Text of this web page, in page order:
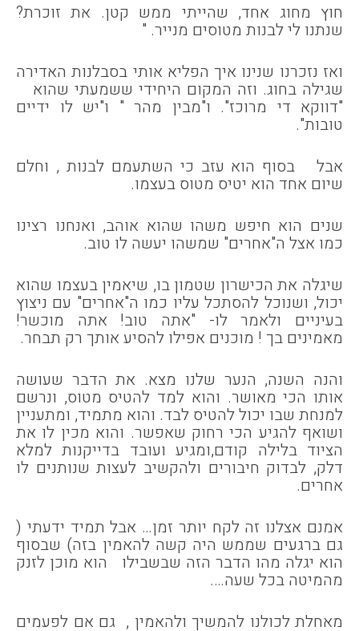
חוץ מחוג אחד, שהייתי ממש קטן. את זוכרת?
שנתנו לי לבנות מטוסים מנייר. "
ואז נזכרנו שנינו איך הפליא אותי בסבלנות האדירה
שגילה בחוג. וזה המקום היחידי ששמעתי שהוא
"דווקא די מרוכז". ו"מבין מהר " ו"יש לו ידיים
טובות".
אבל בסוף הוא עזב כי השתעמם לבנות , וחלם
שיום אחד הוא יטיס מטוס בעצמו.
שנים הוא חיפש משהו שהוא אוהב, ואנחנו רצינו
כמו אצל ה"אחרים" שמשהו יעשה לו טוב.
שיגלה את הכישרון שטמון בו, שיאמין בעצמו שהוא
יכול, ושנוכל להסתכל עליו כמו ה"אחרים" עם ניצוץ
בעיניים ולאמר לו- "אתה טוב! אתה מוכשר!
מאמינים בך ! מוכנים אפילו להסיע אותך רק תבחר.
והנה השנה, הנער שלנו מצא. את הדבר שעושה
אותו הכי מאושר. והוא למד להטיס מטוס, ונרשם
למנחת שבו יכול להטיס לבד. והוא מתמיד, ומתעניין
ושואף להגיע הכי רחוק שאפשר. והוא מכין לו את
הציוד בלילה קודם,ומגיע ועובד בדייקנות למלא
דלק, לבדוק חיבורים ולהקשיב לעצות שנותנים לו
אחרים.
אמנם אצלנו זה לקח יותר זמן… אבל תמיד ידעתי (
גם ברגעים שממש היה קשה להאמין בזה) שבסוף
הוא יגלה מהו הדבר הזה שבשבילו הוא מוכן לזנק
מהמיטה בכל שעה….
מאחלת לכולנו להמשיך ולהאמין , גם אם לפעמים